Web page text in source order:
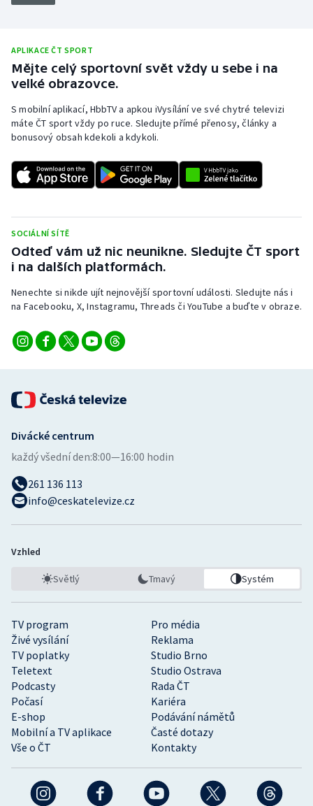
Rychlobruslení
Rychlostní kanoistika
Short track
Stolní tenis
Veslování
Vodní slalom
APLIKACE ČT SPORT
Mějte celý sportovní svět vždy u sebe i na
velké obrazovce.
S mobilní aplikací, HbbTV a apkou iVysílání ve své chytré televizi
máte ČT sport vždy po ruce. Sledujte přímé přenosy, články a
bonusový obsah kdekoli a kdykoli.
SOCIÁLNÍ SÍTĚ
Odteď vám už nic neunikne. Sledujte ČT sport
i na dalších platformách.
Nenechte si nikde ujít nejnovější sportovní události. Sledujte nás i
na Facebooku, X, Instagramu, Threads či YouTube a buďte v obraze.
TV program
Pro média
Živé vysílání
Reklama
TV poplatky
Studio Brno
Teletext
Studio Ostrava
Podcasty
Rada ČT
Počasí
Kariéra
E-shop
Podávání námětů
Mobilní a TV aplikace
Časté dotazy
Vše o ČT
Kontakty
Divácké centrum
každý všední den:8:00—16:00 hodin
261 136 113
info@ceskatelevize.cz
Vzhled
Světlý Tmavý Systém